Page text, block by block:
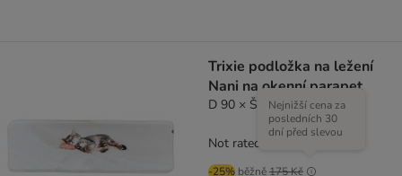
Trixie podložka na ležení
Nani na okenní parapet
D 90 × Š 28 cm
-25% běžně175 Kč
Nejnižší cena za
posledních 30
dní před slevou
Not rated